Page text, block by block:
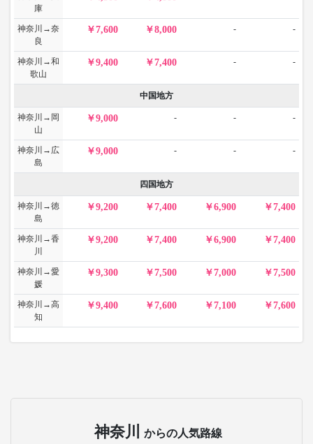
庫
神奈川→奈
良
7,600 8,000 - -
神奈川→和
歌山
9,400 7,400 - -
中国地方
神奈川→岡
山
9,000 - - -
神奈川→広
島
9,000 - - -
四国地方
神奈川→徳
島
9,200 7,400 6,900 7,400
神奈川→香
川
9,200 7,400 6,900 7,400
神奈川→愛
媛
9,300 7,500 7,000 7,500
神奈川→高
知
9,400 7,600 7,100 7,600
神奈川 からの人気路線